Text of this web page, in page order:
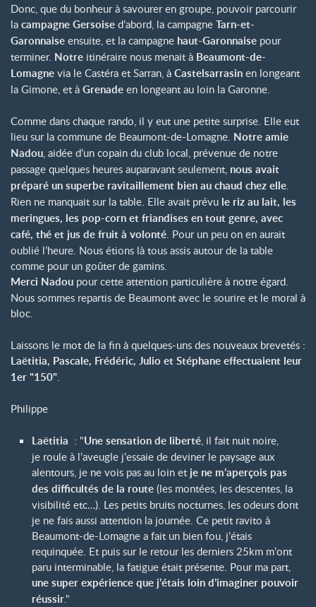
Donc, que du bonheur à savourer en groupe, pouvoir parcourir
la campagne Gersoise d’abord, la campagne Tarn-et-
Garonnaise ensuite, et la campagne haut-Garonnaise pour
terminer. Notre itinéraire nous menait à Beaumont-de-
Lomagne via le Castéra et Sarran, à Castelsarrasin en longeant
la Gimone, et à Grenade en longeant au loin la Garonne.
Comme dans chaque rando, il y eut une petite surprise. Elle eut
lieu sur la commune de Beaumont-de-Lomagne. Notre amie
Nadou, aidée d’un copain du club local, prévenue de notre
passage quelques heures auparavant seulement, nous avait
préparé un superbe ravitaillement bien au chaud chez elle.
Rien ne manquait sur la table. Elle avait prévu le riz au lait, les
meringues, les pop-corn et friandises en tout genre, avec
café, thé et jus de fruit à volonté. Pour un peu on en aurait
oublié l’heure. Nous étions là tous assis autour de la table
comme pour un goûter de gamins.
Merci Nadou pour cette attention particulière à notre égard.
Nous sommes repartis de Beaumont avec le sourire et le moral à
bloc.
Laissons le mot de la fin à quelques-uns des nouveaux brevetés :
Laëtitia, Pascale, Frédéric, Julio et Stéphane effectuaient leur
1er "150"
Philippe
Laëtitia : "Une sensation de liberté , il fait nuit noire,
je roule à l’aveugle j’essaie de deviner le paysage aux
alentours, je ne vois pas au loin et je ne m’aperçois pas
des difficultés de la route (les montées, les descentes, la
visibilité etc…). Les petits bruits nocturnes, les odeurs dont
je ne fais aussi attention la journée. Ce petit ravito à
Beaumont-de-Lomagne a fait un bien fou, j’étais
requinquée. Et puis sur le retour les derniers 25km m’ont
paru interminable, la fatigue était présente. Pour ma part,
une super expérience que j’étais loin d’imaginer pouvoir
réussir."